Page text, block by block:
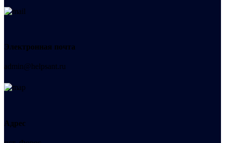
Электронная почта
admin@helpsant.ru
Адрес